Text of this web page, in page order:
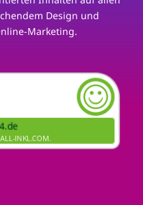
Design und
Marketing.